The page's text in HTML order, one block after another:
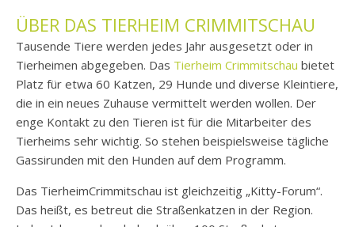
ÜBER DAS TIERHEIM CRIMMITSCHAU
Tausende Tiere werden jedes Jahr ausgesetzt oder in
Tierheimen abgegeben. Das Tierheim Crimmitschau bietet
Platz für etwa 60 Katzen, 29 Hunde und diverse Kleintiere,
die in ein neues Zuhause vermittelt werden wollen. Der
enge Kontakt zu den Tieren ist für die Mitarbeiter des
Tierheims sehr wichtig. So stehen beispielsweise tägliche
Gassirunden mit den Hunden auf dem Programm.
Das TierheimCrimmitschau ist gleichzeitig „Kitty-Forum“.
Das heißt, es betreut die Straßenkatzen in der Region.